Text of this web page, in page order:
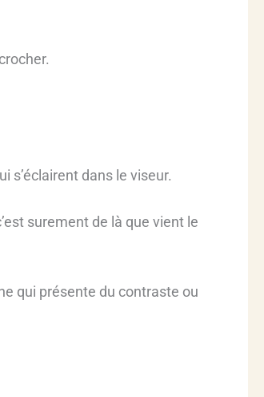
s’éclairent dans le viseur.
surement de là que vient le
qui présente du contraste ou